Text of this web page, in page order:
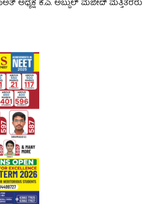
ಅಧ್ಯಕ್ಷ ಕೆ.ಎ. ಅಬ್ದುಲ್‌ ಮಜೀದ್‌ ಮತ್ತಿತರರು